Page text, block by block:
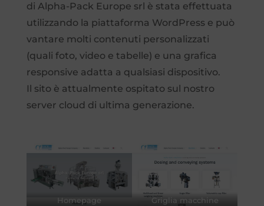
di Alpha-Pack Europe srl è stata effettuata
utilizzando la piattaforma WordPress e può
vantare molti contenuti personalizzati
(quali foto, video e tabelle) e una grafica
responsive adatta a qualsiasi dispositivo.
Il sito è attualmente ospitato sul nostro
server cloud di ultima generazione.
Homepage Griglia macchine